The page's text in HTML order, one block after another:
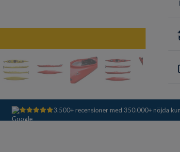
3.500+ recensioner med 350.000+ nöjda